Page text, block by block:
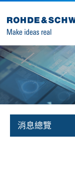
Activities
Contact Us
Member
Calendar
消息總覽